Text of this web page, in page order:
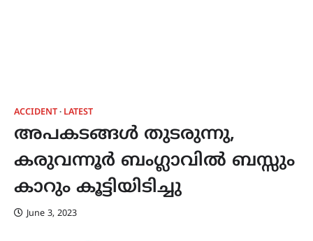
ACCIDENT LATEST
അപകടങ്ങൾ തുടരുന്നു,
കരുവന്നൂർ ബംഗ്ലാവിൽ ബസ്സും
കാറും കൂട്ടിയിടിച്ചു
June 3, 2023